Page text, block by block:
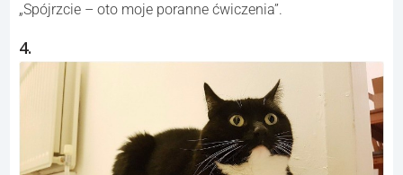
„Spójrzcie – oto moje poranne ćwiczenia”.
4.